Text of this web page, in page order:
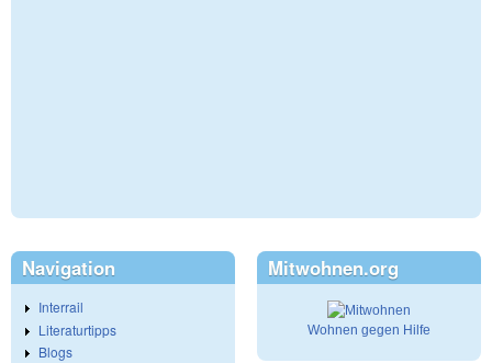
Navigation
Interrail
Literaturtipps
Blogs
Mitwohnen.org
Wohnen gegen Hilfe